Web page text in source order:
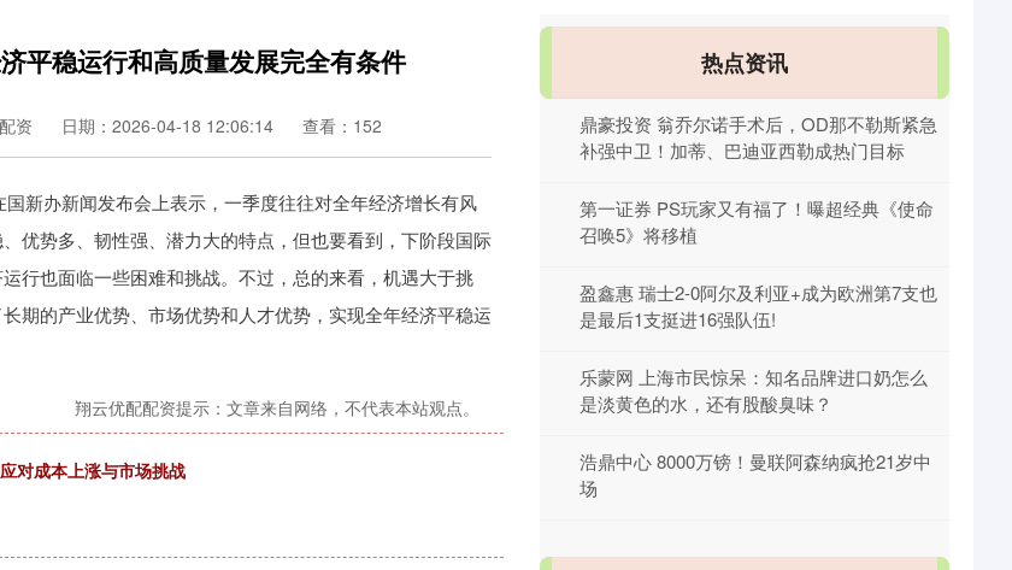
平稳运行和高质量发展完全有条件
资 日期：2026-04-18 12:06:14 查看：152
办新闻发布会上表示，一季度往往对全年经济增长有风
优势多、韧性强、潜力大的特点，但也要看到，下阶段国际
行也面临一些困难和挑战。不过，总的来看，机遇大于挑
期的产业优势、市场优势和人才优势，实现全年经济平稳运
翔云优配配资提示：文章来自网络，不代表本站观点。
对成本上涨与市场挑战
热点资讯
鼎豪投资 翁乔尔诺手术后，OD那不勒斯紧急
补强中卫！加蒂、巴迪亚西勒成热门目标
第一证券 PS玩家又有福了！曝超经典《使命
召唤5》将移植
盈鑫惠 瑞士2-0阿尔及利亚+成为欧洲第7支也
是最后1支挺进16强队伍!
乐蒙网 上海市民惊呆：知名品牌进口奶怎么
是淡黄色的水，还有股酸臭味？
浩鼎中心 8000万镑！曼联阿森纳疯抢21岁中
场